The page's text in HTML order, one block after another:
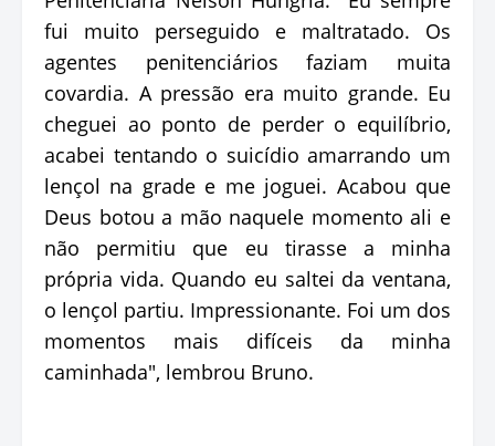
fui muito perseguido e maltratado. Os
agentes penitenciários faziam muita
covardia. A pressão era muito grande. Eu
cheguei ao ponto de perder o equilíbrio,
acabei tentando o suicídio amarrando um
lençol na grade e me joguei. Acabou que
Deus botou a mão naquele momento ali e
não permitiu que eu tirasse a minha
própria vida. Quando eu saltei da ventana,
o lençol partiu. Impressionante. Foi um dos
momentos mais difíceis da minha
caminhada", lembrou Bruno.